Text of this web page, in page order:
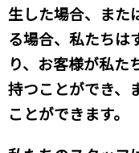
生した場合、また
る場合、私たちは
り、お客様が私た
持つことができ、
ことができます。